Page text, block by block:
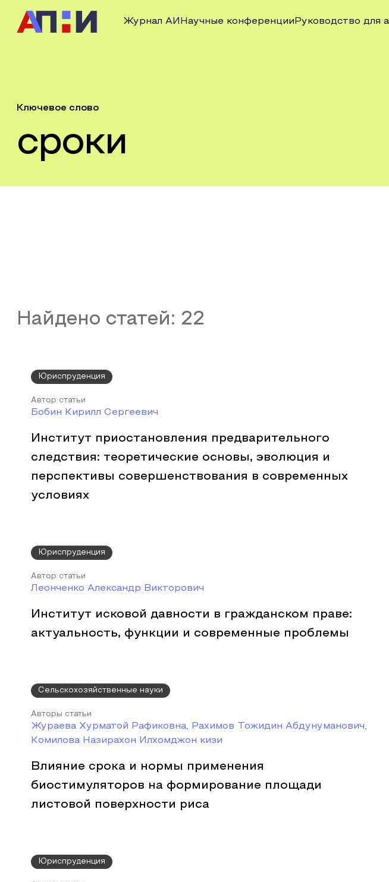
Журнал АИ Научные конференции Руководство для
Ключевое слово
сроки
Найдено статей: 22
Юриспруденция
Автор статьи
Бобин Кирилл Сергеевич
Институт приостановления предварительного
следствия: теоретические основы, эволюция и
перспективы совершенствования в современных
условиях
Юриспруденция
Автор статьи
Леонченко Александр Викторович
Институт исковой давности в гражданском праве:
актуальность, функции и современные проблемы
Сельскохозяйственные науки
Авторы статьи
Жураева Хурматой Рафиковна, Рахимов Тожидин Абдунуманович,
Комилова Назирахон Илхомджон кизи
Влияние срока и нормы применения
биостимуляторов на формирование площади
листовой поверхности риса
Юриспруденция